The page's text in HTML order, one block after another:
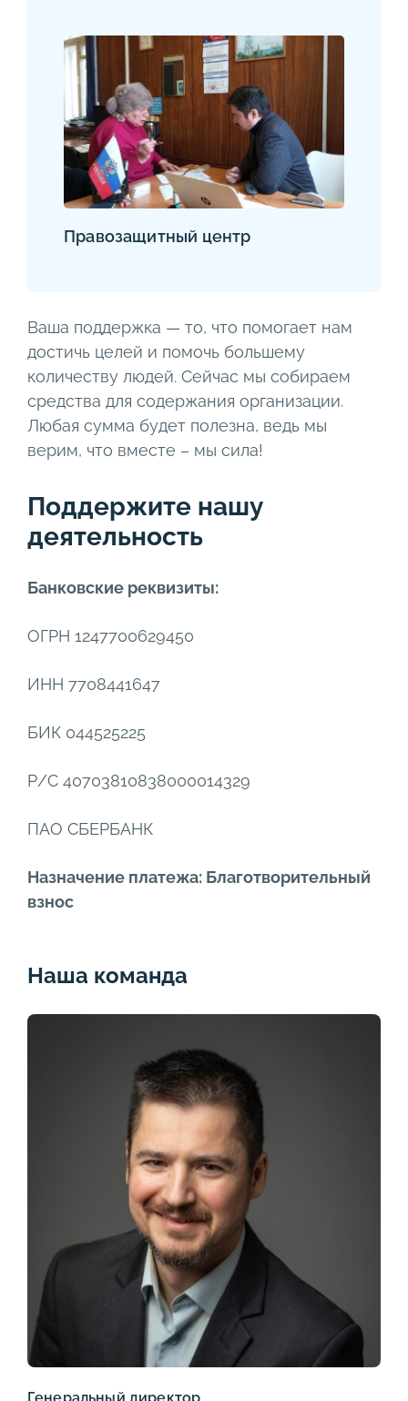
Правозащитный центр
Ваша поддержка — то, что помогает нам
достичь целей и помочь большему
количеству людей. Сейчас мы собираем
средства для содержания организации.
Любая сумма будет полезна, ведь мы
верим, что вместе – мы сила!
Поддержите нашу
деятельность
Банковские реквизиты:
ОГРН 1247700629450
ИНН 7708441647
БИК 044525225
Р/С 40703810838000014329
ПАО СБЕРБАНК
Назначение платежа: Благотворительный
взнос
Наша команда